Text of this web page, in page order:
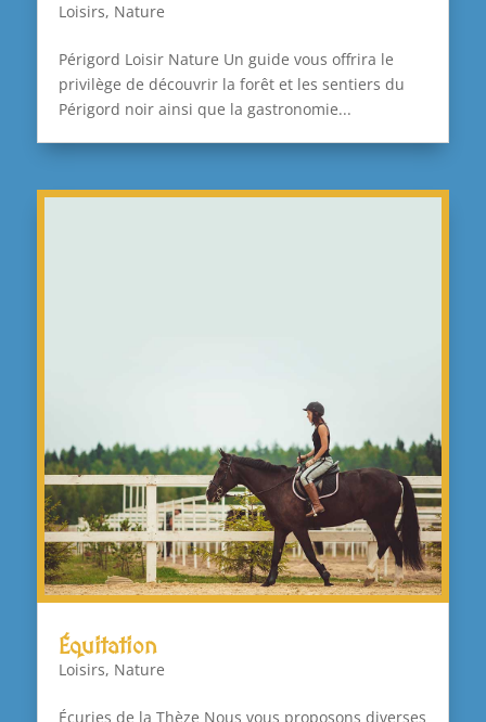
Loisirs, Nature
Périgord Loisir Nature Un guide vous offrira le
privilège de découvrir la forêt et les sentiers du
Périgord noir ainsi que la gastronomie...
Équitation
Loisirs, Nature
Écuries de la Thèze Nous vous proposons diverses